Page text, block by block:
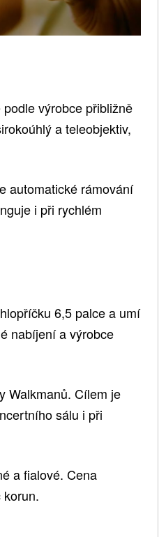
výrobce přibližně
a teleobjektiv,
automatické rámování
i při rychlém
6,5 palce a umí
nabíjení a výrobce
Walkmanů. Cílem je
sálu i při
a fialové. Cena